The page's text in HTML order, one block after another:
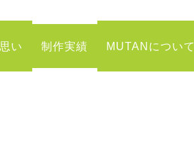
い 制作実績 MUTANについて